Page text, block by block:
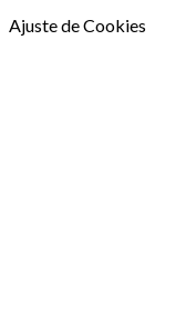
Ajuste de Cookies